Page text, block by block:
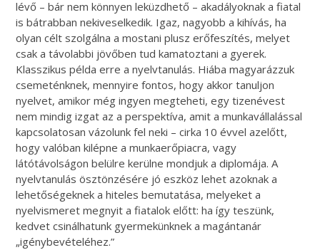
lévő – bár nem könnyen leküzdhető – akadályoknak a fiatal
is bátrabban nekiveselkedik. Igaz, nagyobb a kihívás, ha
olyan célt szolgálna a mostani plusz erőfeszítés, melyet
csak a távolabbi jövőben tud kamatoztani a gyerek.
Klasszikus példa erre a nyelvtanulás. Hiába magyarázzuk
csemeténknek, mennyire fontos, hogy akkor tanuljon
nyelvet, amikor még ingyen megteheti, egy tizenévest
nem mindig izgat az a perspektíva, amit a munkavállalással
kapcsolatosan vázolunk fel neki – cirka 10 évvel azelőtt,
hogy valóban kilépne a munkaerőpiacra, vagy
látótávolságon belülre kerülne mondjuk a diplomája. A
nyelvtanulás ösztönzésére jó eszköz lehet azoknak a
lehetőségeknek a hiteles bemutatása, melyeket a
nyelvismeret megnyit a fiatalok előtt: ha így teszünk,
kedvet csinálhatunk gyermekünknek a magántanár
„igénybevételéhez.”